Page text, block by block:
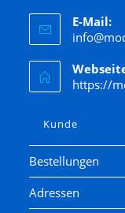
E-Mail:
https://
Kunde
Bestellungen
Adressen